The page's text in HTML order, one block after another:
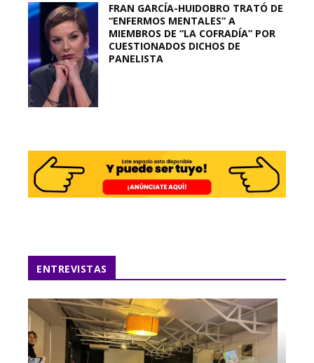
FRAN GARCÍA-HUIDOBRO TRATÓ DE
“ENFERMOS MENTALES” A
MIEMBROS DE “LA COFRADÍA” POR
CUESTIONADOS DICHOS DE
PANELISTA
ENTREVISTAS